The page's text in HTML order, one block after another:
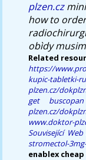
plzen.cz
how to
obìdy
Related
https://
kupic-tabletki-
plzen.cz/
get
plzen.cz/
www.doktor-
Související Web
stromectol-
enablex